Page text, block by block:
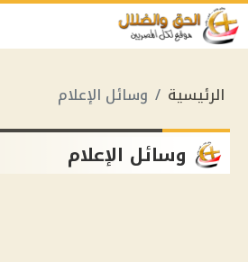
الرئيسية وسائل الإعلام
وسائل الإعلام